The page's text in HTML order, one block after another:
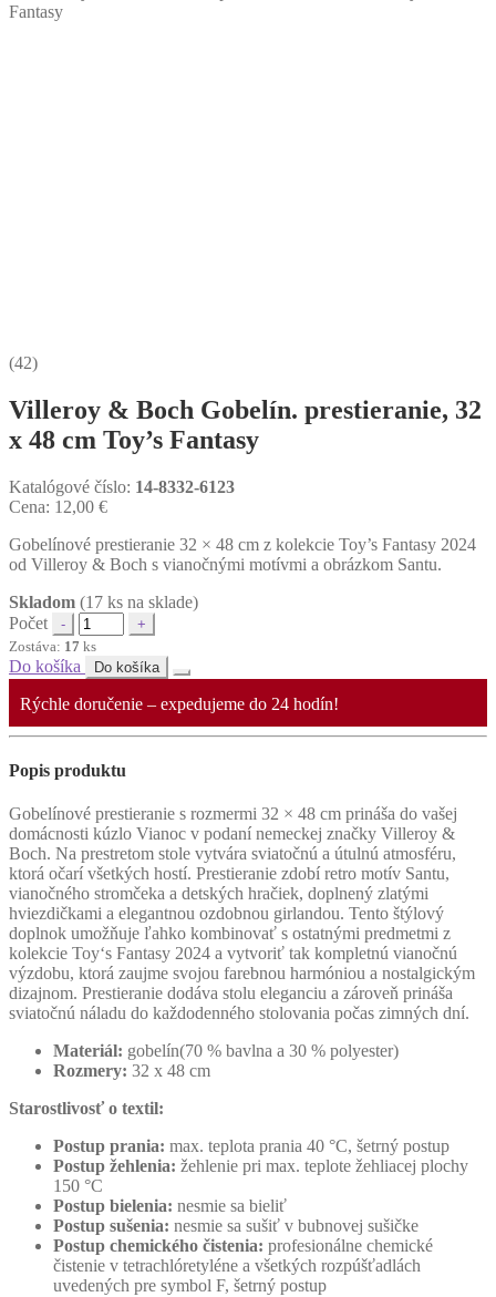
Fantasy
(42)
Villeroy & Boch Gobelín. prestieranie, 32
x 48 cm Toy’s Fantasy
Katalógové číslo: 14-8332-6123
Cena: 12,00 €
Gobelínové prestieranie 32 × 48 cm z kolekcie Toy’s Fantasy 2024
od Villeroy & Boch s vianočnými motívmi a obrázkom Santu.
Skladom (17 ks na sklade)
Počet
Zostáva: 17 ks
Do košíka Do košíka
Rýchle doručenie – expedujeme do 24 hodín!
Popis produktu
Gobelínové prestieranie s rozmermi 32 × 48 cm prináša do vašej
domácnosti kúzlo Vianoc v podaní nemeckej značky Villeroy &
Boch. Na prestretom stole vytvára sviatočnú a útulnú atmosféru,
ktorá očarí všetkých hostí. Prestieranie zdobí retro motív Santu,
vianočného stromčeka a detských hračiek, doplnený zlatými
hviezdičkami a elegantnou ozdobnou girlandou. Tento štýlový
doplnok umožňuje ľahko kombinovať s ostatnými predmetmi z
kolekcie Toy‘s Fantasy 2024 a vytvoriť tak kompletnú vianočnú
výzdobu, ktorá zaujme svojou farebnou harmóniou a nostalgickým
dizajnom. Prestieranie dodáva stolu eleganciu a zároveň prináša
sviatočnú náladu do každodenného stolovania počas zimných dní.
Materiál: gobelín(70 % bavlna a 30 % polyester)
Rozmery: 32 x 48 cm
Starostlivosť o textil:
Postup prania: max. teplota prania 40 °C, šetrný postup
Postup žehlenia: žehlenie pri max. teplote žehliacej plochy
150 °C
Postup bielenia: nesmie sa bieliť
Postup sušenia: nesmie sa sušiť v bubnovej sušičke
Postup chemického čistenia: profesionálne chemické
čistenie v tetrachlóretyléne a všetkých rozpúšťadlách
uvedených pre symbol F, šetrný postup